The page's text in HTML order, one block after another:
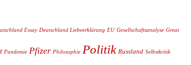
Essay Deutschland Liebeerklärung EU Gesellschaftsanalyse Great
Pandemie Pfizer Philosophie Politik Russland Selbstkritik